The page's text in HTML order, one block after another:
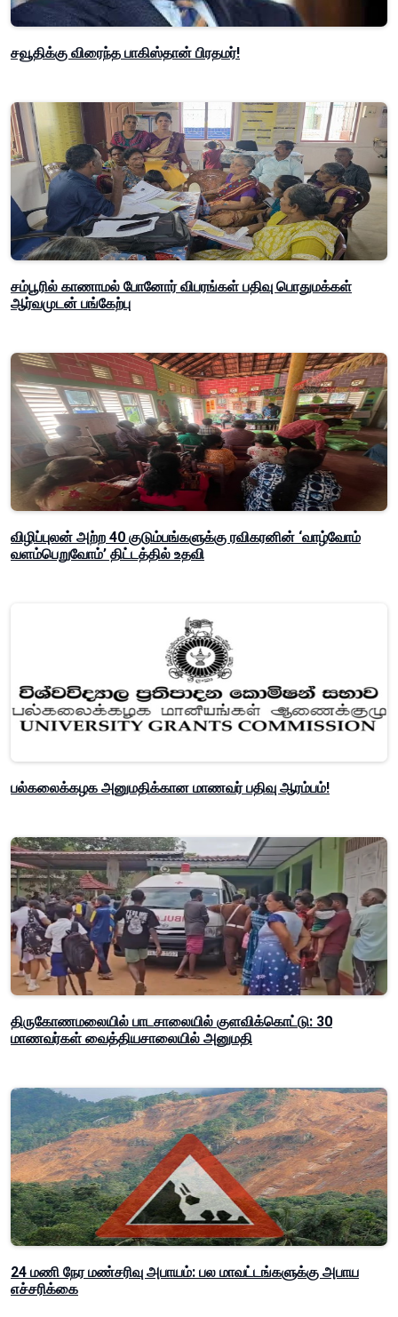
சவூதிக்கு விரைந்த பாகிஸ்தான் பிரதமர்!
சம்பூரில் காணாமல் போனோர் விபரங்கள் பதிவு பொதுமக்கள்
ஆர்வமுடன் பங்கேற்பு
விழிப்புலன் அற்ற 40 குடும்பங்களுக்கு ரவிகரனின் ‘வாழ்வோம்
வளம்பெறுவோம்’ திட்டத்தில் உதவி
பல்கலைக்கழக அனுமதிக்கான மாணவர் பதிவு ஆரம்பம்!
திருகோணமலையில் பாடசாலையில் குளவிக்கொட்டு: 30
மாணவர்கள் வைத்தியசாலையில் அனுமதி
24 மணி நேர மண்சரிவு அபாயம்: பல மாவட்டங்களுக்கு அபாய
எச்சரிக்கை